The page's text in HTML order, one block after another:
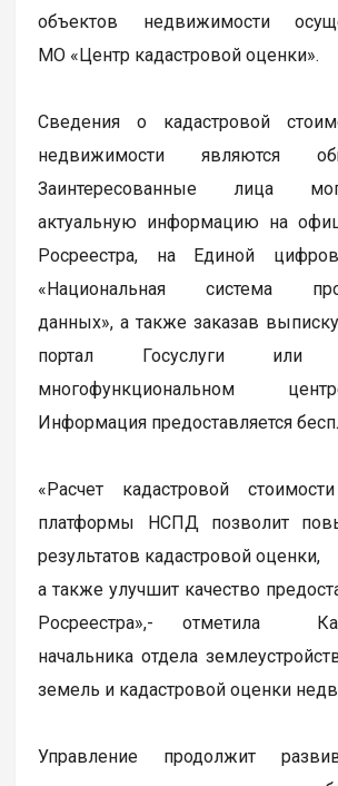
объектов недвижимости
МО «Центр кадастровой оценки».
Сведения о кадастровой
недвижимости являются
Заинтересованные лица
актуальную информацию на
Росреестра, на Единой
«Национальная система
данных», а также заказав
портал Госуслуги
многофункциональном
Информация предоставляется
«Расчет кадастровой
платформы НСПД позволит
результатов кадастровой оценки,
а также улучшит качество
Росреестра»,- отметила
начальника отдела
земель и кадастровой оценки
Управление продолжит